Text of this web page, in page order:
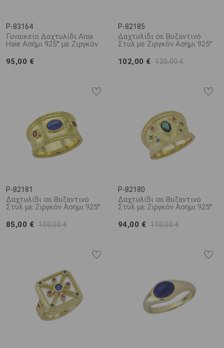
P-83164
Γυναικείο Δαχτυλίδι Ania
Haie Ασήμι 925° με Ζιργκόν
95,00 €
P-82185
Δαχτυλίδι σε Βυζαντινό
Στυλ με Ζιργκόν Ασήμι 925°
102,00 € 120,00 €
P-82181
Δαχτυλίδι σε Βυζαντινό
Στυλ με Ζιργκόν Ασήμι 925°
85,00 € 100,00 €
P-82180
Δαχτυλίδι σε Βυζαντινό
Στυλ με Ζιργκόν Ασήμι 925°
94,00 € 110,00 €